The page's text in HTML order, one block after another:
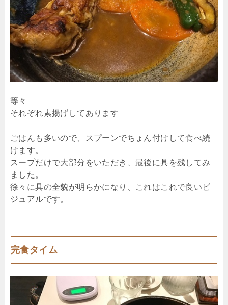
等々
それぞれ素揚げしてあります
ごはんも多いので、スプーンでちょん付けして食べ続
けます。
スープだけで大部分をいただき、最後に具を残してみ
ました。
徐々に具の全貌が明らかになり、これはこれで良いビ
ジュアルです。
完食タイム